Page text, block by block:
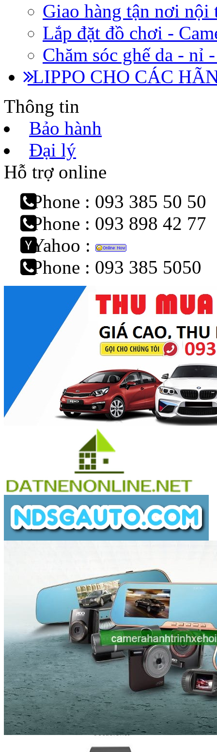
Giao hàng tận nơi nội
Lắp đặt đồ chơi -
Chăm sóc ghế da - nỉ
LIPPO CHO CÁC
Thông tin
Bảo hành
Đại lý
Hỗ trợ online
Phone : 093 385 50 50
Phone : 093 898 42 77
Yahoo :
Phone : 093 385 5050